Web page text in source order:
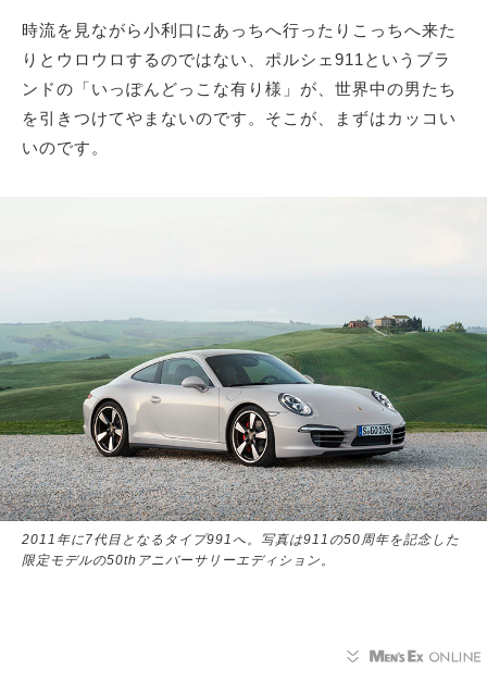
時流を見ながら小利口にあっちへ行ったりこっちへ来た
りとウロウロするのではない、ポルシェ911というブラ
ンドの「いっぽんどっこな有り様」が、世界中の男たち
を引きつけてやまないのです。そこが、まずはカッコい
いのです。
2011年に7代目となるタイプ991へ。写真は911の50周年を記念した
限定モデルの50thアニバーサリーエディション。